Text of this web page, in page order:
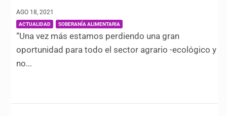
AGO 18, 2021
ACTUALIDAD SOBERANÍA ALIMENTARIA
“Una vez más estamos perdiendo una gran
oportunidad para todo el sector agrario -ecológico y
no...